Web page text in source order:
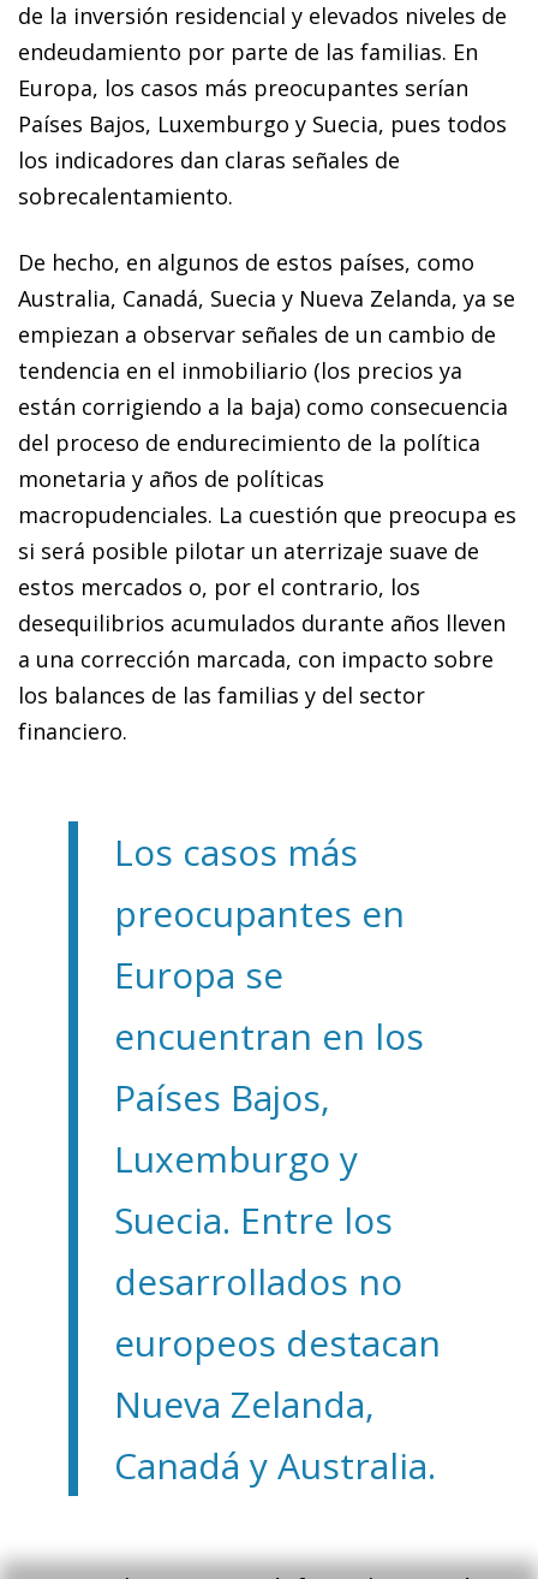
de la inversión residencial y elevados niveles de
endeudamiento por parte de las familias. En
Europa, los casos más preocupantes serían
Países Bajos, Luxemburgo y Suecia, pues todos
los indicadores dan claras señales de
sobrecalentamiento.
De hecho, en algunos de estos países, como
Australia, Canadá, Suecia y Nueva Zelanda, ya se
empiezan a observar señales de un cambio de
tendencia en el inmobiliario (los precios ya
están corrigiendo a la baja) como consecuencia
del proceso de endurecimiento de la política
monetaria y años de políticas
macropudenciales. La cuestión que preocupa es
si será posible pilotar un aterrizaje suave de
estos mercados o, por el contrario, los
desequilibrios acumulados durante años lleven
a una corrección marcada, con impacto sobre
los balances de las familias y del sector
financiero.
Los casos más
preocupantes en
Europa se
encuentran en los
Países Bajos,
Luxemburgo y
Suecia. Entre los
desarrollados no
europeos destacan
Nueva Zelanda,
Canadá y Australia.